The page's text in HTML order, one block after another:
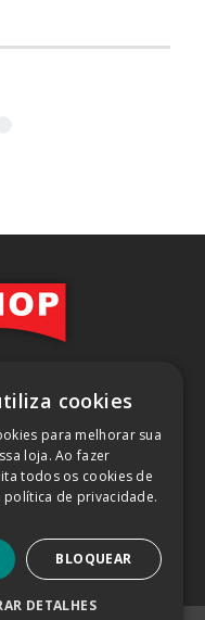
no CNPJ/MF sob o nº
na Rua Kanebo, nº 175,
13213-090
(SAIBA MAIS)
cookies
para melhorar sua
loja. Ao fazer
todos os cookies de
de privacidade.
BLOQUEAR
DETALHES